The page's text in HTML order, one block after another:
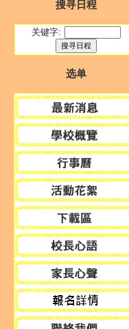
搜寻日程
关键字:
选单